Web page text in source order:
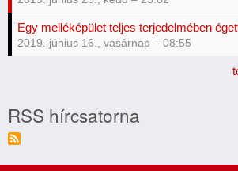
Egy melléképület teljes terjedelmében
2019. június 16., vasárnap – 08:55
RSS hírcsatorna